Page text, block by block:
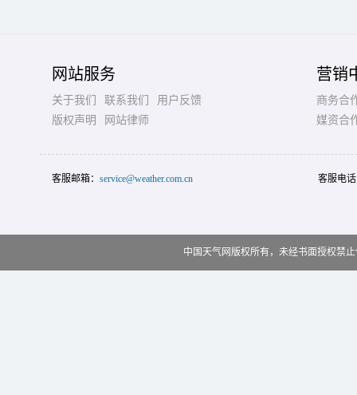
网站服务
关于我们 联系我们
用户反馈
版权声明
网站律师
营销
商务合
媒资合
客服邮箱： service@weather.com.cn 客服电
中国天气网版权所有，未经书面授权